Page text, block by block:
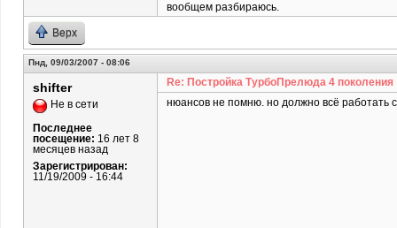
вообщем разбираюсь.
Верх
Пнд, 09/03/2007 - 08:06
shifter
Не в сети
Последнее
посещение: 16 лет 8
месяцев назад
Зарегистрирован:
11/19/2009 - 16:44
Re: Постройка ТурбоПрелюда 4 поколения
нюансов не помню. но должно всё работать